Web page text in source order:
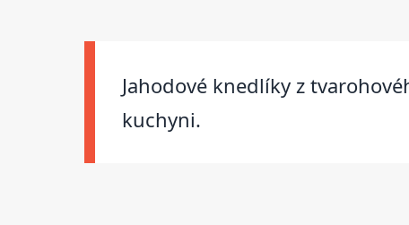
Jahodové knedlíky z
kuchyni.